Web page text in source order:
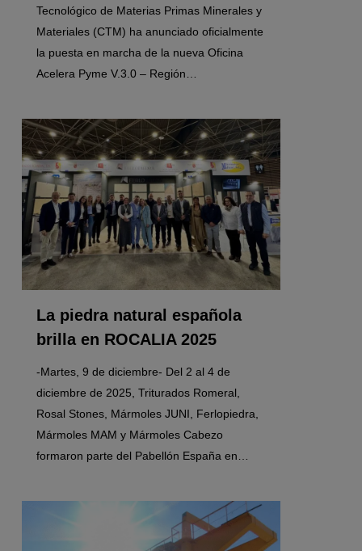
Tecnológico de Materias Primas Minerales y
Materiales (CTM) ha anunciado oficialmente
la puesta en marcha de la nueva Oficina
Acelera Pyme V.3.0 – Región…
La piedra natural española
brilla en ROCALIA 2025
-Martes, 9 de diciembre- Del 2 al 4 de
diciembre de 2025, Triturados Romeral,
Rosal Stones, Mármoles JUNI, Ferlopiedra,
Mármoles MAM y Mármoles Cabezo
formaron parte del Pabellón España en…
0